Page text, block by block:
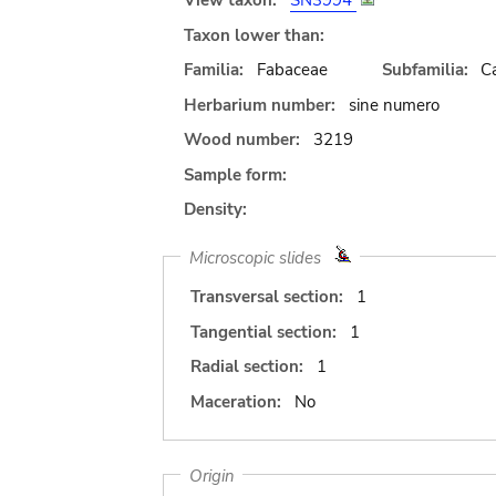
Taxon lower than:
Familia:
Fabaceae Subfamilia:
Herbarium number:
sine numero
Wood number:
3219
Sample form:
Density:
Microscopic slides
Transversal section:
1
Tangential section:
1
Radial section:
1
Maceration:
No
Origin